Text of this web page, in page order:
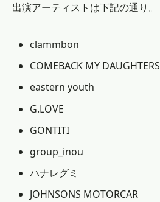
出演アーティストは下記の通り。
clammbon
COMEBACK MY DAUGHTERS
eastern youth
G.LOVE
GONTITI
group_inou
ハナレグミ
JOHNSONS MOTORCAR